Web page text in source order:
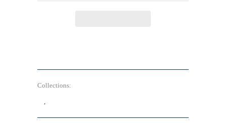
Collections: